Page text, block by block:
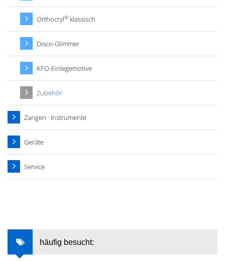
Orthocryl® klassisch
Disco-Glimmer
KFO-Einlegemotive
Zubehör
Zangen · Instrumente
Geräte
Service
häufig besucht: